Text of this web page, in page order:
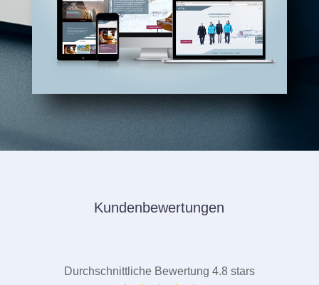
Kundenbewertungen
Durchschnittliche Bewertung 4.8 stars